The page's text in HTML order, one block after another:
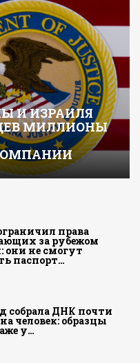
И ИЗРАИЛЯ
МИЛЛИОНЫ
права
за рубежом
они не смогут
паспорт…
собрала ДНК почти
человек: образцы
у…